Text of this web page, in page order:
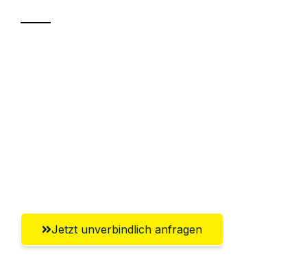
Jetzt unverbindlich anfragen